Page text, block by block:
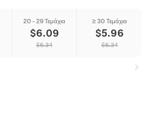
20 - 29 Τεμάχια
$6.09
$6.34
≥ 30 Τεμάχια
$5.96
$6.34